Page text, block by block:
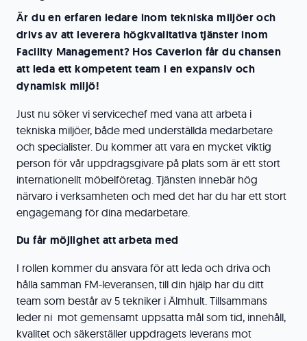
Är du en erfaren ledare inom tekniska miljöer och
drivs av att leverera högkvalitativa tjänster inom
Facility Management? Hos Caverion får du chansen
att leda ett kompetent team i en expansiv och
dynamisk miljö!
Just nu söker vi servicechef med vana att arbeta i
tekniska miljöer, både med underställda medarbetare
och specialister. Du kommer att vara en mycket viktig
person för vår uppdragsgivare på plats som är ett stort
internationellt möbelföretag. Tjänsten innebär hög
närvaro i verksamheten och med det har du har ett stort
engagemang för dina medarbetare.
Du får möjlighet att arbeta med
I rollen kommer du ansvara för att leda och driva och
hålla samman FM-leveransen, till din hjälp har du ditt
team som består av 5 tekniker i Älmhult. Tillsammans
leder ni mot gemensamt uppsatta mål som tid, innehåll,
kvalitet och säkerställer uppdragets leverans mot